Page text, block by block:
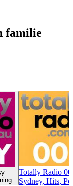
familie
Totally Radio
Sydney, Hits,